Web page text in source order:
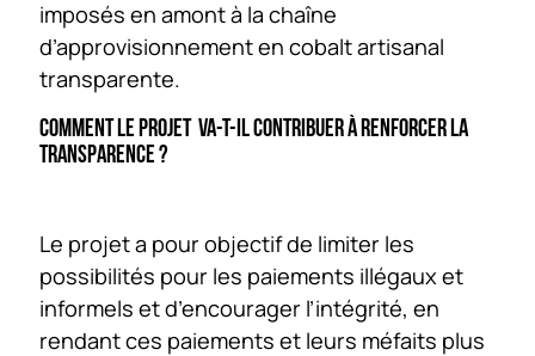
imposés en amont à la chaîne
d’approvisionnement en cobalt artisanal
transparente.
COMMENT LE PROJET VA-T-IL CONTRIBUER À RENFORCER LA
TRANSPARENCE ?
Le projet a pour objectif de limiter les
possibilités pour les paiements illégaux et
informels et d’encourager l’intégrité, en
rendant ces paiements et leurs méfaits plus